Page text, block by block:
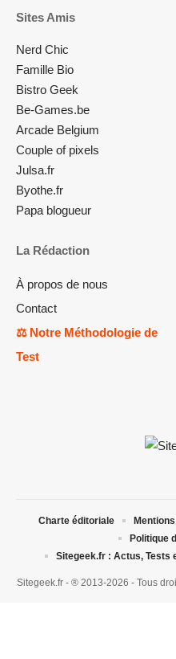
Sites Amis
Nerd Chic
Famille Bio
Bistro Geek
Be-Games.be
Arcade Belgium
Couple of pixels
Julsa.fr
Byothe.fr
Papa blogueur
La Rédaction
À propos de nous
Contact
⚖️ Notre Méthodologie de
Test
Sitegeek.fr - ® 2013-2026 - Tous
Charte éditoriale
Politique
Sitegeek.fr : Actus, Tests